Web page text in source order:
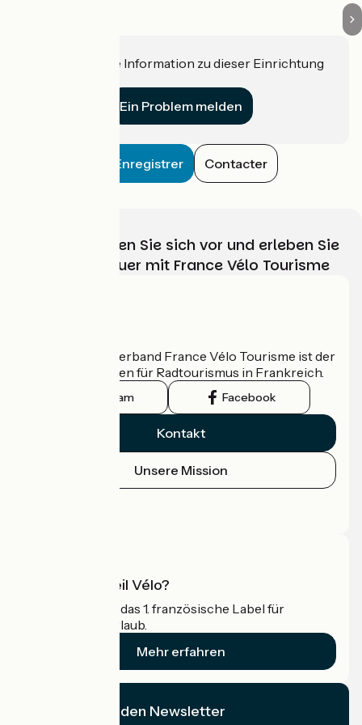
Haben Sie eine Information zu dieser Einrichtung
Ein Problem melden
Enregistrer Contacter
Wählen, bereiten Sie sich vor und erleben Sie
Ihr Radabenteuer mit France Vélo Tourisme
Der nationale Verband France Vélo Tourisme ist der
offizielle Leitfaden für Radtourismus in Frankreich.
Instagram Facebook
Kontakt
Unsere Mission
Was ist Accueil Vélo?
Accueil Vélo ist das 1. französische Label für
Radfahrer im Urlaub.
Mehr erfahren
Ich abonniere den Newsletter